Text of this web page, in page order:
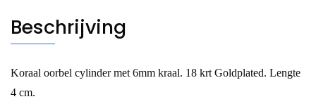
Beschrijving
Koraal oorbel cylinder met 6mm kraal. 18 krt Goldplated. Lengte
4 cm.